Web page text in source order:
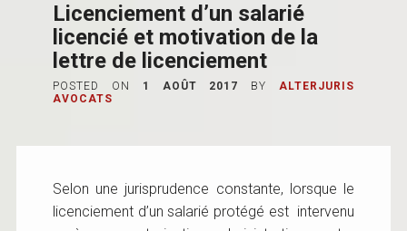
Licenciement d’un salarié
licencié et motivation de la
lettre de licenciement
POSTED ON 1 AOÛT 2017 BY
ALTERJURIS
AVOCATS
Selon une jurisprudence constante, lorsque le
licenciement d’un salarié protégé est intervenu